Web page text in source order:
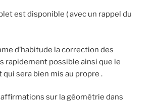
est disponible ( avec un rappel du
d’habitude la correction des
rapidement possible ainsi que le
sera bien mis au propre .
affirmations sur la géométrie dans